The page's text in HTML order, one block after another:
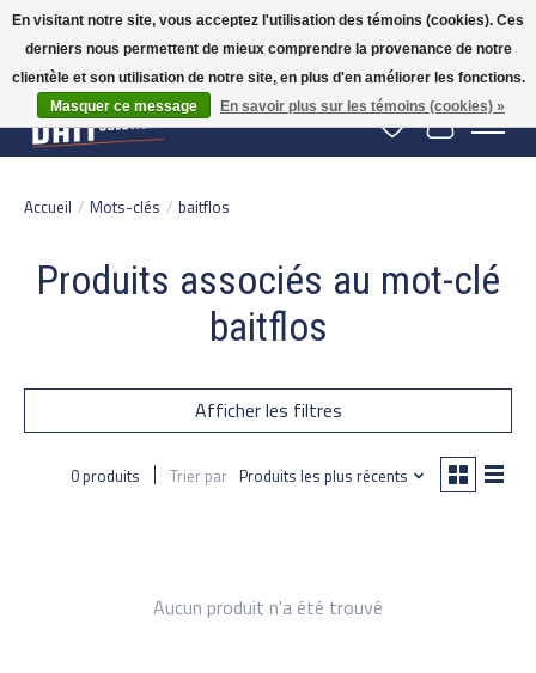
Gratis verzending vanaf 50 euro binnen NL | Op voorraad binnen 2-5 werkdagen
verzonden | België vanaf 70 euro gratis verzonden
Liste de souhaits
Panier
Accueil / Mots-clés / baitflos
Produits associés au mot-clé
baitflos
Afficher les filtres
0 produits Trier par Produits les plus récents
Aucun produit n'a été trouvé
En visitant notre site, vous acceptez l'utilisation des témoins (cookies). Ces
derniers nous permettent de mieux comprendre la provenance de notre
clientèle et son utilisation de notre site, en plus d'en améliorer les fonctions.
Masquer ce message
En savoir plus sur les témoins (cookies) »